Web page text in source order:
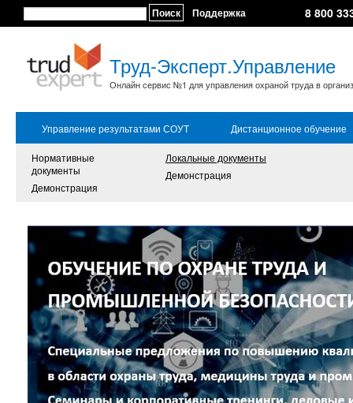
Поиск Поддержка 8 800
Труд-Эксперт.Управление
Онлайн сервис №1 для управления охраной труда в
Управление результатами СОУТ Дистанционное обучение
Нормативные
документы
Демонстрация
Локальные документы
Демонстрация